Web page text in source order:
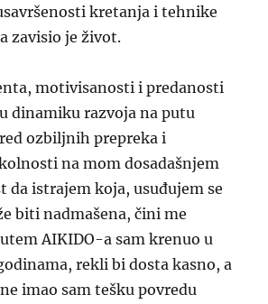
kretanja i tehnike
zavisio je život.
motivisanosti i predanosti
dinamiku razvoja na putu
ozbiljnih prepreka i
na mom dosadašnjem
da istrajem koja,usuđujem se
biti nadmašena, čini me
AIKIDO-a sam krenuo u
rekli bi dosta kasno, a
imao sam tešku povredu